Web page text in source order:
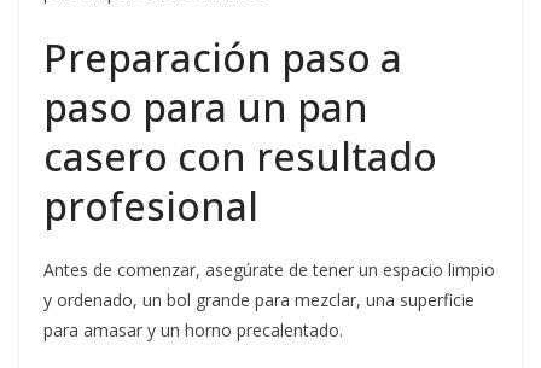
Preparación paso a
paso para un pan
casero con resultado
profesional
Antes de comenzar, asegúrate de tener un espacio limpio
y ordenado, un bol grande para mezclar, una superficie
para amasar y un horno precalentado.